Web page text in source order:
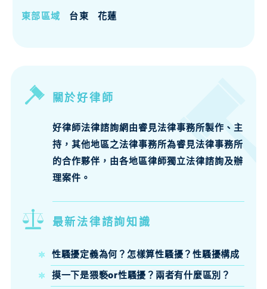
關於好律師
好律師法律諮詢網由睿見法律事務所製作、主
持，其他地區之法律事務所為睿見法律事務所
的合作夥伴，由各地區律師獨立法律諮詢及辦
理案件。
最新法律諮詢知識
性騷擾定義為何？怎樣算性騷擾？性騷擾構成
要件、法律責任律師來說明
摸一下是猥褻or性騷擾？兩者有什麼區別？
東部區域 台東 花蓮